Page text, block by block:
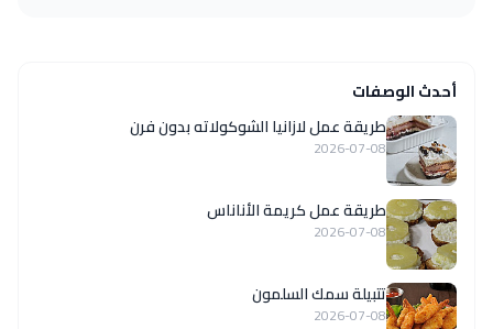
أحدث الوصفات
طريقة عمل لازانيا الشوكولاته بدون فرن
2026-07-08
طريقة عمل كريمة الأناناس
2026-07-08
تتبيلة سمك السلمون
2026-07-08